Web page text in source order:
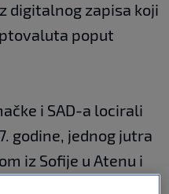
digitalnog zapisa koji
poput
i SAD-a locirali
godine, jednog jutra
iz Sofije u Atenu i